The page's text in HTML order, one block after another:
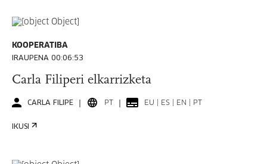
KOOPERATIBA
IRAUPENA 00:06:53
Carla Filiperi elkarrizketa
CARLA FILIPE PT EU | ES | EN | PT
IKUSI